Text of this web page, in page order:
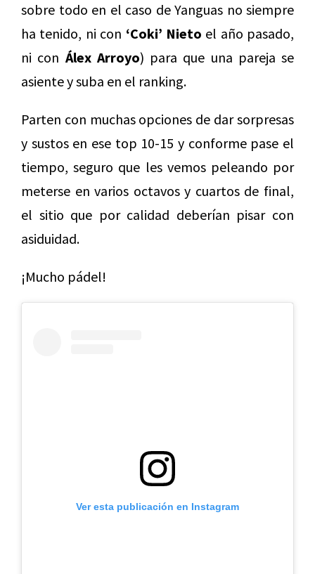
sobre todo en el caso de Yanguas no siempre
ha tenido, ni con ‘Coki’ Nieto el año pasado,
ni con Álex Arroyo) para que una pareja se
asiente y suba en el ranking.
Parten con muchas opciones de dar sorpresas
y sustos en ese top 10-15 y conforme pase el
tiempo, seguro que les vemos peleando por
meterse en varios octavos y cuartos de final,
el sitio que por calidad deberían pisar con
asiduidad.
¡Mucho pádel!
Ver esta publicación en Instagram